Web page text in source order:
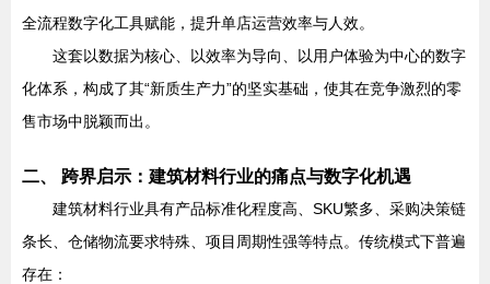
全流程数字化工具赋能，提升单店运营效率与人效。
这套以数据为核心、以效率为导向、以用户体验为中心的数字
化体系，构成了其“新质生产力”的坚实基础，使其在竞争激烈的零
售市场中脱颖而出。
二、 跨界启示：建筑材料行业的痛点与数字化机遇
建筑材料行业具有产品标准化程度高、SKU繁多、采购决策链
条长、仓储物流要求特殊、项目周期性强等特点。传统模式下普遍
存在：